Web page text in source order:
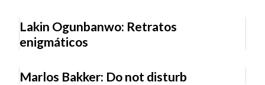
Lakin Ogunbanwo: Retratos
enigmáticos
Marlos Bakker: Do not disturb